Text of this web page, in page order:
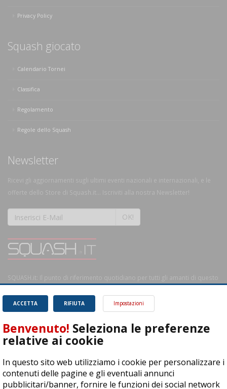
Privacy Policy
Squash giocato
Calendario Tornei
Classifica
Regolamento
Regole dello Squash
Newsletter
Ricevi gli aggiornamenti sugli ultimi eventi nazionali e internazionali, e le
offerte dello Store di Squash.it... Iscriviti alla nostra Newsletter!
OK!
SQUASH.it: Il punto di riferimento quotidiano per tutti gli amanti di questo
RIFIUTA
ACCETTA Impostazioni
Benvenuto! Seleziona le preferenze
relative ai cookie
In questo sito web utilizziamo i cookie per personalizzare i
contenuti delle pagine e gli eventuali annunci
pubblicitari/banner, fornire le funzioni dei social network
04278030988
© Copyright 2015 | All Rights Reserved - Powered byDynDevice